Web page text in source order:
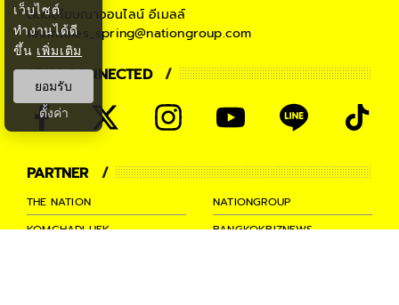
ติดต่อโฆษณาออนไลน์ อีเมลล์
teamsales_spring@nationgroup.com
STAY CONNECTED
PARTNER
THE NATION
NATIONGROUP
KOMCHADLUEK
BANGKOKBIZNEWS
เว็บไซต์
ทำงานได้ดี
ขึ้น เพิ่มเติม
ยอมรับ
ตั้งค่า